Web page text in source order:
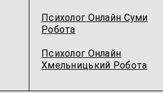
Психолог Онлайн Суми
Робота
Психолог Онлайн
Хмельницький Робота